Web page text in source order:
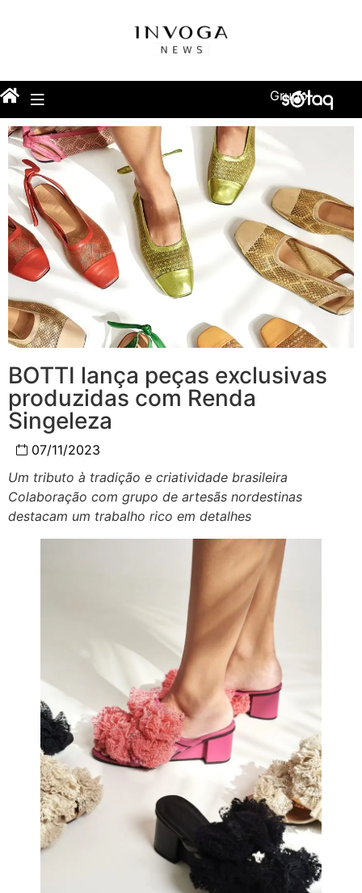
Grupo
BOTTI lança peças exclusivas
produzidas com Renda
Singeleza
07/11/2023
Um tributo à tradição e criatividade brasileira
Colaboração com grupo de artesãs nordestinas
destacam um trabalho rico em detalhes